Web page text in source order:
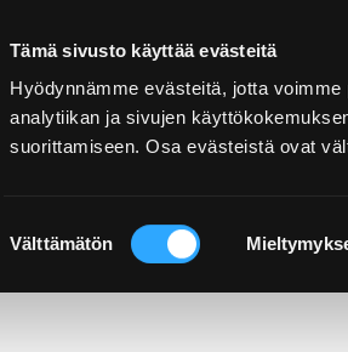
Tämä sivusto käyttää evästeitä
Hyödynnämme evästeitä, jotta
analytiikan ja sivujen
suorittamiseen. Osa evästeistä ovat
valinta
Välttämätön